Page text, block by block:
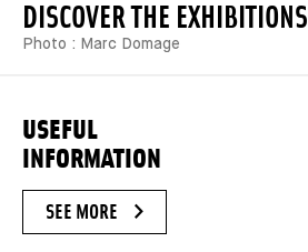
DISCOVER THE EXHIBITIONS
Photo : Marc Domage
USEFUL
INFORMATION
SEE MORE